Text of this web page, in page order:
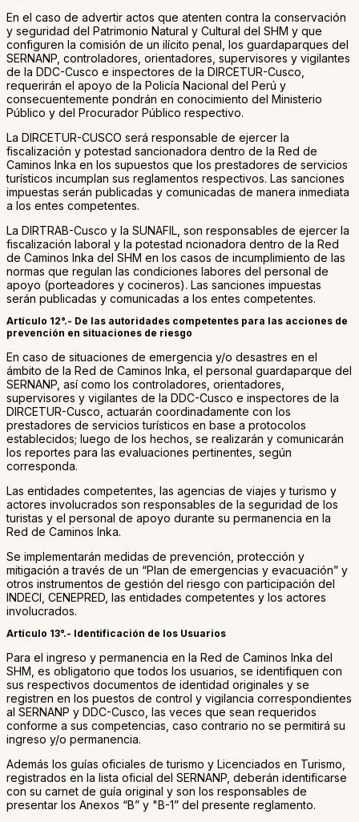
En el caso de advertir actos que atenten contra la conservación
y seguridad del Patrimonio Natural y Cultural del SHM y que
configuren la comisión de un ilícito penal, los guardaparques del
SERNANP, controladores, orientadores, supervisores y vigilantes
de la DDC-Cusco e inspectores de la DIRCETUR-Cusco,
requerirán el apoyo de la Policía Nacional del Perú y
consecuentemente pondrán en conocimiento del Ministerio
Público y del Procurador Público respectivo.
La DIRCETUR-CUSCO será responsable de ejercer la
fiscalización y potestad sancionadora dentro de la Red de
Caminos Inka en los supuestos que los prestadores de servicios
turísticos incumplan sus reglamentos respectivos. Las sanciones
impuestas serán publicadas y comunicadas de manera inmediata
a los entes competentes.
La DIRTRAB-Cusco y la SUNAFIL, son responsables de ejercer la
fiscalización laboral y la potestad ncionadora dentro de la Red
de Caminos Inka del SHM en los casos de incumplimiento de las
normas que regulan las condiciones labores del personal de
apoyo (porteadores y cocineros). Las sanciones impuestas
serán publicadas y comunicadas a los entes competentes.
Artículo 12°.- De las autoridades competentes para las acciones de
prevención en situaciones de riesgo
En caso de situaciones de emergencia y/o desastres en el
ámbito de la Red de Caminos Inka, el personal guardaparque del
SERNANP, así como los controladores, orientadores,
supervisores y vigilantes de la DDC-Cusco e inspectores de la
DIRCETUR-Cusco, actuarán coordinadamente con los
prestadores de servicios turísticos en base a protocolos
establecidos; luego de los hechos, se realizarán y comunicarán
los reportes para las evaluaciones pertinentes, según
corresponda.
Las entidades competentes, las agencias de viajes y turismo y
actores involucrados son responsables de la seguridad de los
turistas y el personal de apoyo durante su permanencia en la
Red de Caminos Inka.
Se implementarán medidas de prevención, protección y
mitigación a través de un “Plan de emergencias y evacuación” y
otros instrumentos de gestión del riesgo con participación del
INDECI, CENEPRED, las entidades competentes y los actores
involucrados.
Artículo 13°.- Identificación de los Usuarios
Para el ingreso y permanencia en la Red de Caminos Inka del
SHM, es obligatorio que todos los usuarios, se identifiquen con
sus respectivos documentos de identidad originales y se
registren en los puestos de control y vigilancia correspondientes
al SERNANP y DDC-Cusco, las veces que sean requeridos
conforme a sus competencias, caso contrario no se permitirá su
ingreso y/o permanencia.
Además los guías oficiales de turismo y Licenciados en Turismo,
registrados en la lista oficial del SERNANP, deberán identificarse
con su carnet de guía original y son los responsables de
presentar los Anexos “B” y "B-1” del presente reglamento.